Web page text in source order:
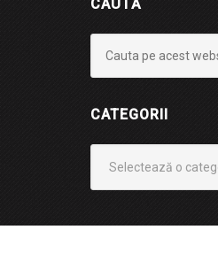
CAUTĂ
CATEGORII